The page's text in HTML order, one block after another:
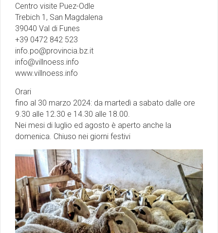
Centro visite Puez-Odle
Trebich 1, San Magdalena
39040 Val di Funes
+39 0472 842 523
info.po@provincia.bz.it
info@villnoess.info
www.villnoess.info
Orari
fino al 30 marzo 2024: da martedì a sabato dalle ore
9.30 alle 12.30 e 14.30 alle 18.00.
Nei mesi di luglio ed agosto è aperto anche la
domenica. Chiuso nei giorni festivi